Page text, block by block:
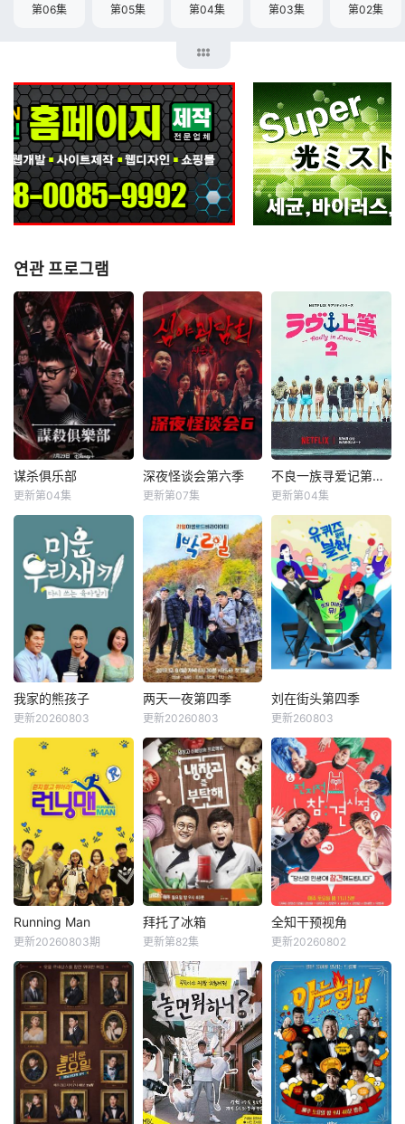
第06集 第05集 第04集 第03集 第02集
연관 프로그램
谋杀俱乐部
&nbsp;&nbsp;&nb
sp;&nbsp;&nbsp;&
nbsp;&nbsp;&nbs
Faker、东方神起
的最强昌珉、TXT
的杋圭等神级阵容
破天荒集结，同场
大玩推理游戏！面
对真真假假的线索
博弈，究竟谁能揭
开真相？
谋杀俱乐部
更新第04集
深夜怪谈会第六季
金浩英
深夜怪谈会第六季
更新第07集
不良一族寻爱记第二季
永野
&nbsp;&nbsp;&nb
sp;&nbsp;&nbsp;&
nbsp;&nbsp;&nbs
p;&nbsp;本季将舞
台搬到了阳光明媚
的冲绳，来自日本
各地的暴走族与不
校。他们将带着各
自复杂的过去在海
不仅直面碰撞的火
花与羁绊，也在真
挚的恋爱中寻求“人
生重启”的蜕变。
不良一族寻爱记第二季
更新第04集
我家的熊孩子
韩惠轸
《我家的熊孩子》
是一档韩国脱口秀
节目。节目主要关
注家长与孩子之间
的问题。你对孩子
了解多少？今天孩
子和谁见面了，又
发生了什么样的故
事？孩子今天怎么
满面愁容，又为什
通过这个节目家长
对这些问题会有更
深的思考。
我家的熊孩子
更新20260803
两天一夜第四季
Se-yoon
韩国KBS电视台综
艺节目，也是该台
Happy Sunday的
长寿环节之一。标
榜真实野生道路真
人秀，描绘6个男
人横冲直撞背包旅
行的旅行综艺节
目。 该节
目于2007年8月5
月两天一夜第三季
结束后，于2019年
12月8日播出第四
季。 节目每周
日下午6点30分
（韩国时间）播
出。
两天一夜第四季
更新20260803
刘在街头第四季
刘在街头第四季
更新260803
李光洙
Running Man是韩
国SBS电视台周末
娱乐节目《星期天
真好》新的版块，
是韩国著名主持人
刘在石自“家族诞
生”第一季结束后时
Running Man
更新20260803期
拜托了冰箱
郑佳恩
《拜托了冰箱》节
目方式是嘉宾和自
己家里的冰箱一起
到节目现场，六位
厨师直接使用冰箱
里的原材料，用最
常见的食材在15分
拜托了冰箱
更新第82集
全知干预视角
全炫茂
《全知干预视角 》
为韩国MBC于201
7年11月29日与30
日，试播的全新综
艺节目，由李英
子、金生珉、全炫
茂、宋恩伊、梁世
全知干预视角
更新20260802